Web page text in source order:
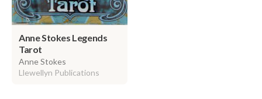
Anne Stokes Legends
Tarot
Anne Stokes
Llewellyn Publications